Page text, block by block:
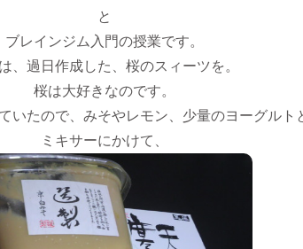
と
ブレインジム入門の授業です。
、過日作成した、桜のスィーツを。
桜は大好きなのです。
いたので、みそやレモン、少量のヨーグルト
ミキサーにかけて、